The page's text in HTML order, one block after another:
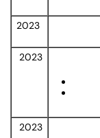
2023
2023
2023